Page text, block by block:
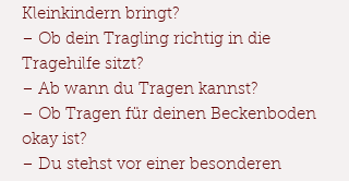
Kleinkindern bringt?
– Ob dein Tragling richtig in die
Tragehilfe sitzt?
– Ab wann du Tragen kannst?
– Ob Tragen für deinen Beckenboden
okay ist?
– Du stehst vor einer besonderen